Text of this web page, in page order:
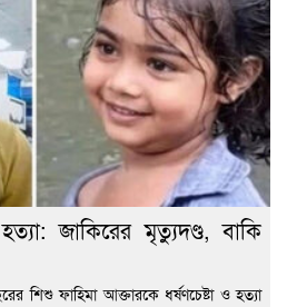
জাকিরের মৃত্যুদণ্ড, বাকি
শিশু ফাহিমা আক্তারকে ধর্ষণচেষ্টা ও হত্যা